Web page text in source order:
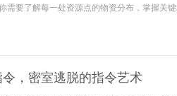
需要了解每一处资源点的物资分布，掌握关
，密室逃脱的指令艺术